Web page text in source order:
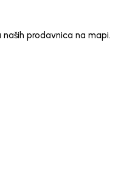
prodavnica na mapi.